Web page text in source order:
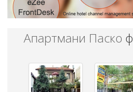
Апартмани Паско